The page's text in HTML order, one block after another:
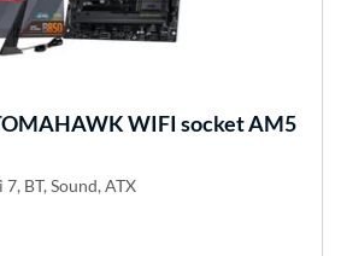
WIFI socket AM5
BT, Sound, ATX